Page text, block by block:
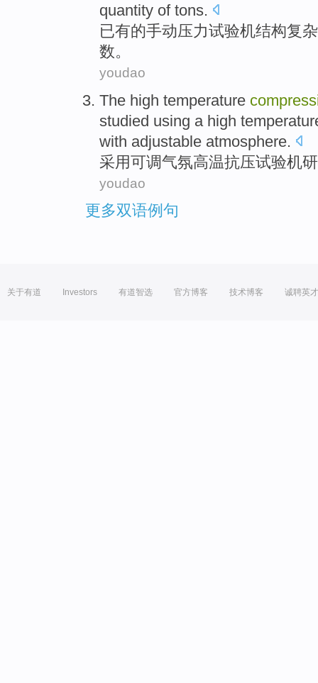
quantity of tons.
已有的手动压力试验机结构复杂
数。
youdao
The high temperature
studied using a high
with adjustable atmosphere.
采用可调气氛高温抗压试验机
youdao
更多双语例句
关于有道 Investors 有道智选 官方博客 技术博客 诚聘英才